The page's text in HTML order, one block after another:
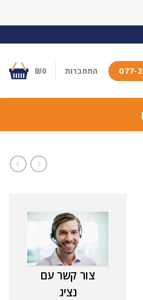
התחברות ₪0
צור קשר עם
נציג